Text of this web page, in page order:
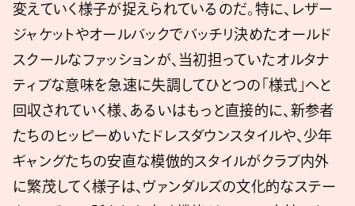
変えていく様子が捉えられているのだ。特に、レザー
ジャケットやオールバックでバッチリ決めたオールド
スクールなファッションが、当初担っていたオルタナ
ティブな意味を急速に失調してひとつの「様式」へと
回収されていく様、あるいはもっと直接的に、新参者
たちのヒッピーめいたドレスダウンスタイルや、少年
ギャングたちの安直な模倣的スタイルがクラブ内外
に繁茂してく様子は、ヴァンダルズの文化的なステー